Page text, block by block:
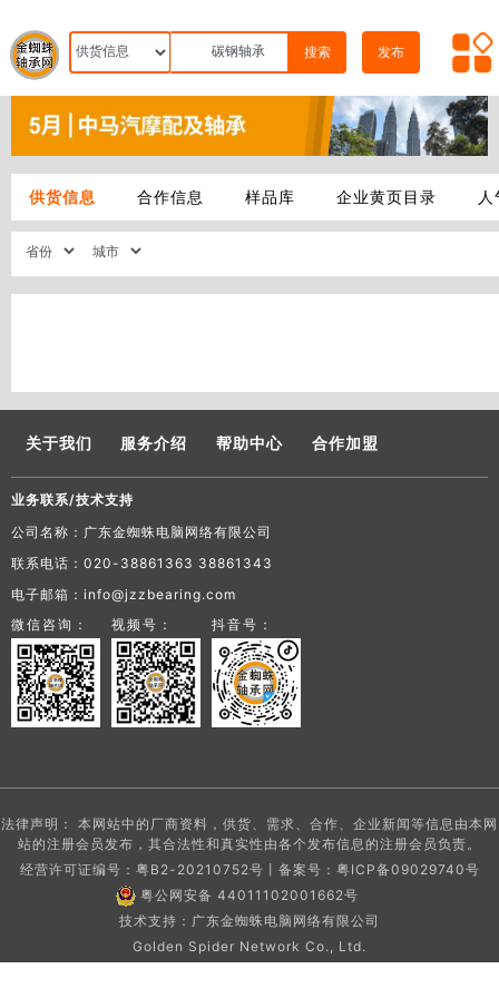
搜索 发布
供货信息 合作信息 样品库 企业黄页目录
关于我们 服务介绍 帮助中心 合作加盟
业务联系/技术支持
公司名称：广东金蜘蛛电脑网络有限公司
联系电话：020-38861363 38861343
电子邮箱：info@jzzbearing.com
微信咨询：
视频号： 抖音号：
法律声明： 本网站中的厂商资料，供货、需求、合作、企业新闻等信息由本网
站的注册会员发布，其合法性和真实性由各个发布信息的注册会员负责。
经营许可证编号：粤B2-20210752号丨备案号： 粤ICP备09029740号
粤公网安备 44011102001662号
技术支持：广东金蜘蛛电脑网络有限公司
Golden Spider Network Co., Ltd.